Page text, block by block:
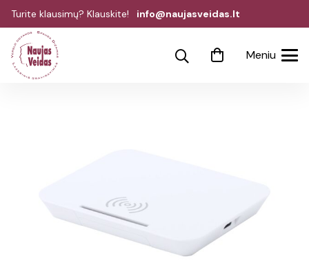
Turite klausimų? Klauskite! info@naujasveidas.lt
Meniu